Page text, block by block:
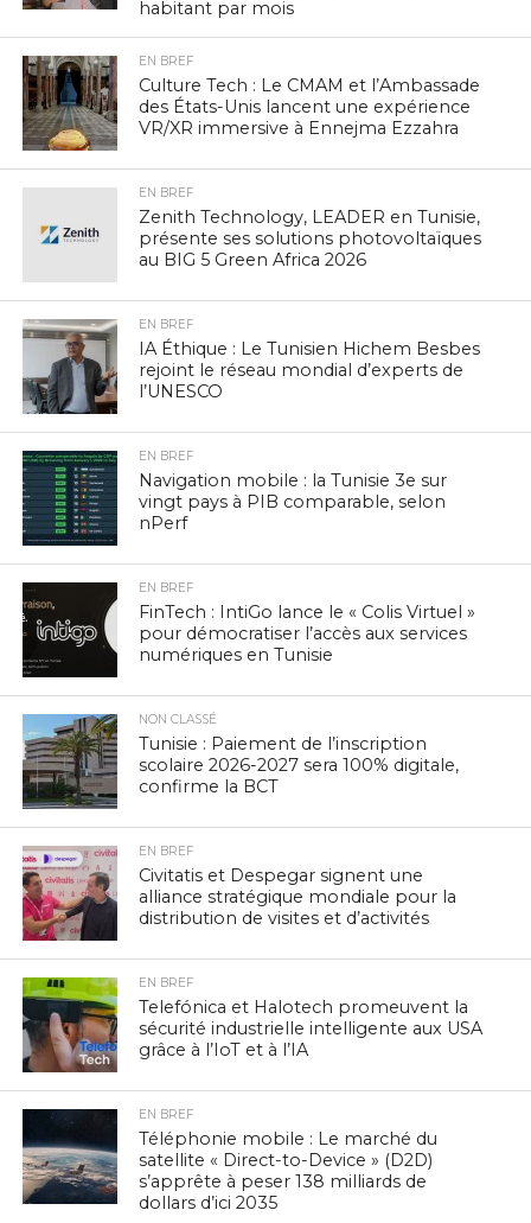
habitant par mois
EN BREF
Culture Tech : Le CMAM et l’Ambassade
des États-Unis lancent une expérience
VR/XR immersive à Ennejma Ezzahra
EN BREF
Zenith Technology, LEADER en Tunisie,
présente ses solutions photovoltaïques
au BIG 5 Green Africa 2026
EN BREF
IA Éthique : Le Tunisien Hichem Besbes
rejoint le réseau mondial d’experts de
l’UNESCO
EN BREF
Navigation mobile : la Tunisie 3e sur
vingt pays à PIB comparable, selon
nPerf
EN BREF
FinTech : IntiGo lance le « Colis Virtuel »
pour démocratiser l’accès aux services
numériques en Tunisie
NON CLASSÉ
Tunisie : Paiement de l’inscription
scolaire 2026-2027 sera 100% digitale,
confirme la BCT
EN BREF
Civitatis et Despegar signent une
alliance stratégique mondiale pour la
distribution de visites et d’activités
EN BREF
Telefónica et Halotech promeuvent la
sécurité industrielle intelligente aux USA
grâce à l’IoT et à l’IA
EN BREF
Téléphonie mobile : Le marché du
satellite « Direct-to-Device » (D2D)
s’apprête à peser 138 milliards de
dollars d’ici 2035